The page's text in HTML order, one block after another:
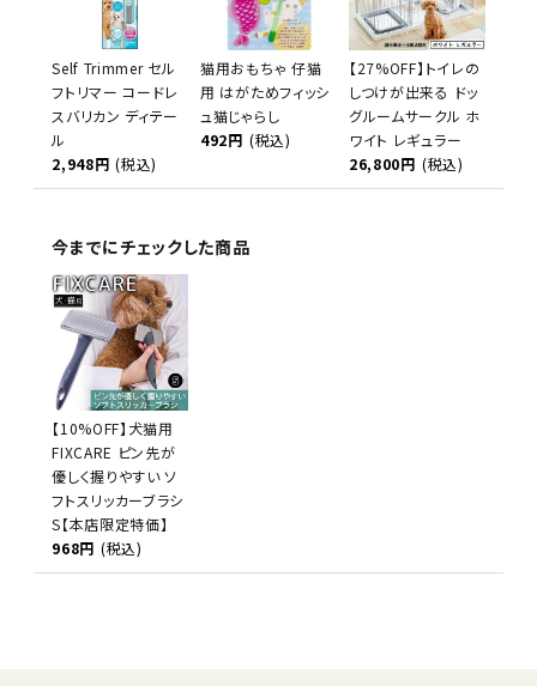
Self Trimmer セル
フトリマー コードレ
スバリカン ディテー
ル
2,948円 (税込)
猫用おもちゃ 仔猫
用 はがためフィッシ
ュ猫じゃらし
492円 (税込)
【27%OFF】トイレの
しつけが出来る ドッ
グルームサークル ホ
ワイト レギュラー
26,800円 (税込)
今までにチェックした商品
【10%OFF】犬猫用
FIXCARE ピン先が
優しく握りやすい ソ
フトスリッカーブラシ
S【本店限定特価】
968円 (税込)